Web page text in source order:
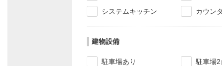
システムキッチン
カウン
建物設備
駐車場あり
駐車場